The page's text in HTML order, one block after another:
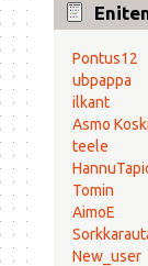
Pontus12
ubpappa
ilkant
Asmo
teele
Tomin
AimoE
New_user